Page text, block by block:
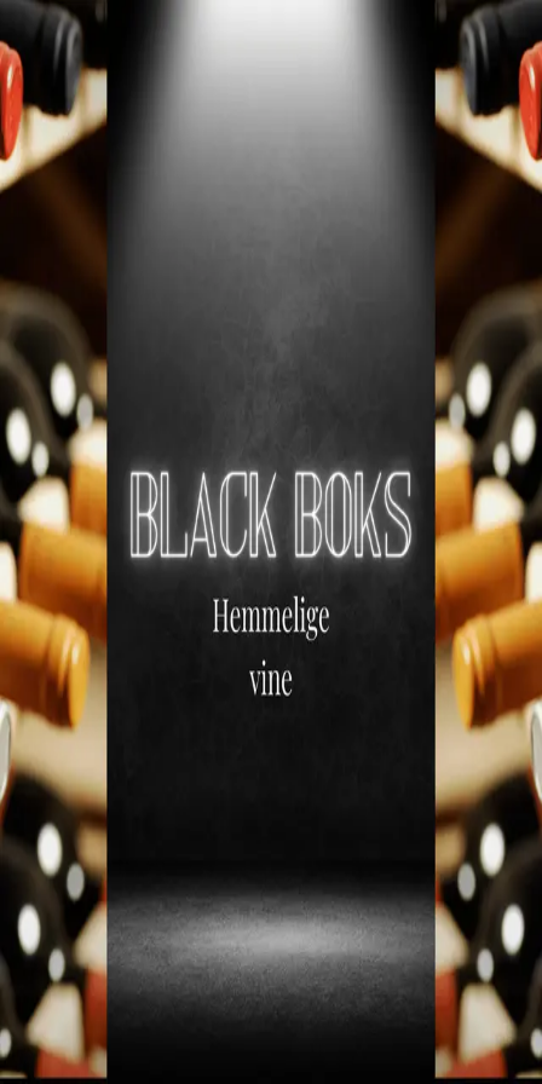
B Bare god vin
Vine
Producenter
Black Box hele samlingen
4.500kr.
"Eksklusiv Hemmelig Kasse Vin Samling - Opdag Det
Uforudsigelige!" Vi præsenterer vores mest spændende
og fortryllende samling nogensinde - vores "Eksklusive
Hemmelig Kasse Vin Samling." Denne kollektion er
designet til de eventyrlystne vinelskere, der
Køb hos Winther Vin